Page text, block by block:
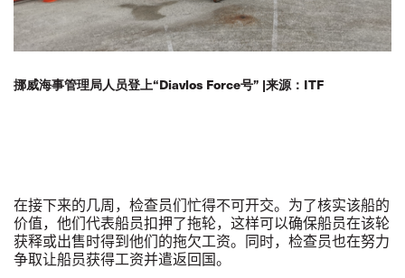
挪威海事管理局人员登上“Diavlos Force号” |来源：ITF
在接下来的几周，检查员们忙得不可开交。为了核实该船的
价值，他们代表船员扣押了拖轮，这样可以确保船员在该轮
获释或出售时得到他们的拖欠工资。同时，检查员也在努力
争取让船员获得工资并遣返回国。